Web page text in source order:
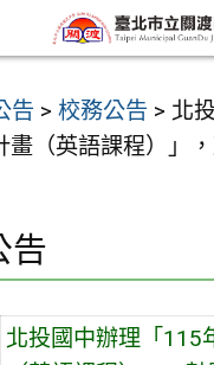
告 > 校務公告 > 北
畫（英語課程）」
告
北投國中辦理「115